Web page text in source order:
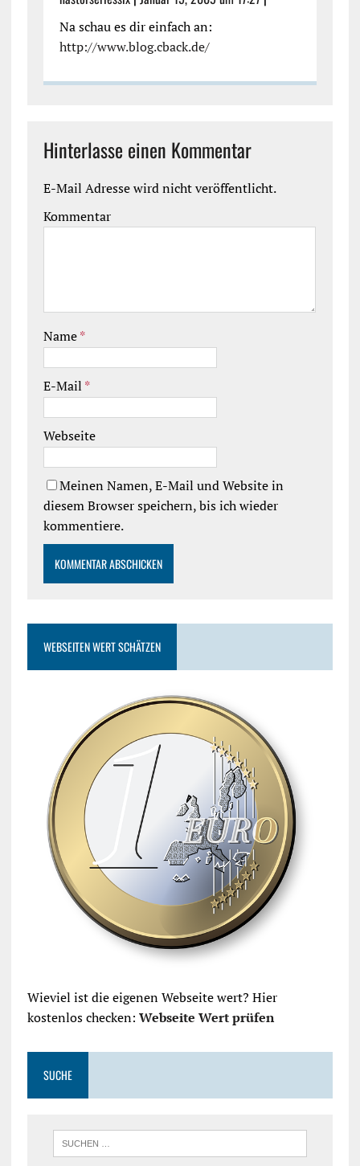
Na schau es dir einfach an:
http://www.blog.cback.de/
Hinterlasse einen Kommentar
E-Mail Adresse wird nicht veröffentlicht.
Kommentar
Name*
E-Mail *
Webseite
Meinen Namen, E-Mail und Website in
diesem Browser speichern, bis ich wieder
kommentiere.
WEBSEITEN WERT SCHÄTZEN
Wieviel ist die eigenen Webseite wert? Hier
kostenlos checken: Webseite Wert prüfen
SUCHE